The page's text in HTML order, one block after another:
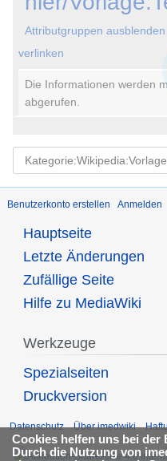
Attributgruppen ausblenden
verlinken
Die Informationen werden
abgerufen.
Cookies helfen uns bei
Durch die Nutzung von
Benutzerkonto erstellen Anmelden
Hauptseite
Letzte Änderungen
Zufällige Seite
Hilfe zu MediaWiki
Werkzeuge
Spezialseiten
Druckversion
Datenschutz Über imedwiki